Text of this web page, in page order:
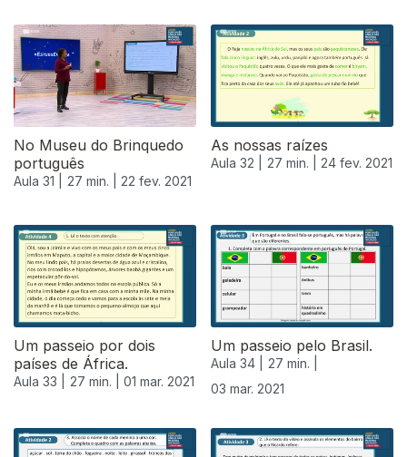
No Museu do Brinquedo
português
Aula 31 | 27 min. | 22 fev. 2021
As nossas raízes
Aula 32 | 27 min. | 24 fev. 2021
Um passeio por dois
países de África.
Aula 33 | 27 min. | 01 mar. 2021
Um passeio pelo Brasil.
Aula 34 |
27 min. |
03 mar. 2021
527881